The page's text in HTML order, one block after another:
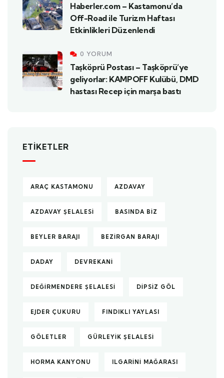
Haberler.com – Kastamonu’da
Off-Road ile Turizm Haftası
Etkinlikleri Düzenlendi
0 YORUM
Taşköprü Postası – Taşköprü’ye
geliyorlar: KAMPOFF Kulübü, DMD
hastası Recep için marşa bastı
ETIKETLER
ARAÇ KASTAMONU AZDAVAY
AZDAVAY ŞELALESI BASINDA BIZ
BEYLER BARAJI BEZIRGAN BARAJI
DADAY DEVREKANI
DEĞIRMENDERE ŞELALESI DIPSIZ GÖL
EJDER ÇUKURU FINDIKLI YAYLASI
GÖLETLER GÜRLEYIK ŞELALESI
HORMA KANYONU ILGARINI MAĞARASI